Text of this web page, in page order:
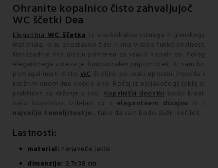
Ohranite kopalnico čisto zahvaljujoč
WC ščetki Dea
Elegantna WC ščetka iz visokokakovostnega higienskega
materiala, ki se enostavno čisti in ima visoko funkcionalnost.
Nenazadnje ima dizajn primeren za vsako kopalnico. Poleg
elegantnega videza je funkcionalen pripomoček, ki vam bo
pomagal imeti čisto WC školjko po vsaki uporabi. Posoda s
krožnim dnom ima visoko dno. Ročaj iz nerjavečega jekla je
praktičen za držanje v roki. Kopalniški dodatki bodo krasili
vašo kopalnico. Izdelani so v elegantnem dizajnu in z
največjo temeljitostjo , tako da vam bodo služili več let.
Lastnosti:
material: nerjaveče jeklo
dimenzije: 9,7x38 cm